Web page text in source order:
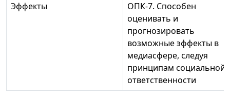
Эффекты
ОПК-7. Способен
оценивать и
прогнозировать
возможные эффекты в
медиасфере, следуя
принципам социальной
ответственности